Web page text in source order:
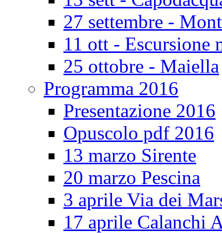
27 settembre -
11 ott - Escursione
25 ottobre - Maiella
Programma 2016
Presentazione 2016
Opuscolo pdf 2016
13 marzo Sirente
20 marzo Pescina
3 aprile Via dei
17 aprile Calanchi